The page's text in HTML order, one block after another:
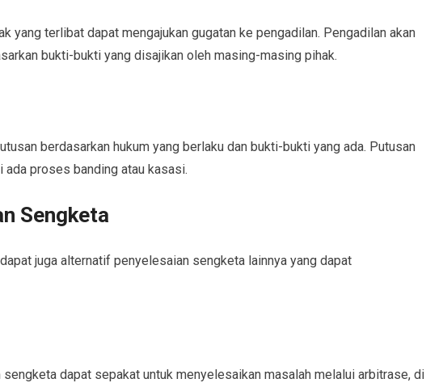
yang terlibat dapat mengajukan gugatan ke pengadilan. Pengadilan akan
bukti-bukti yang disajikan oleh masing-masing pihak.
berdasarkan hukum yang berlaku dan bukti-bukti yang ada. Putusan
proses banding atau kasasi.
Sengketa
juga alternatif penyelesaian sengketa lainnya yang dapat
dapat sepakat untuk menyelesaikan masalah melalui arbitrase, di